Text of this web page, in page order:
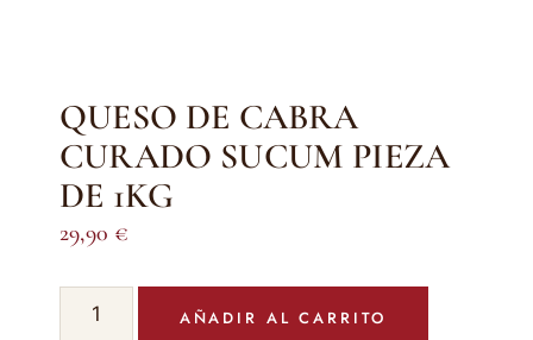
QUESO DE CABRA
CURADO SUCUM PIEZA
DE 1KG
29,90 €
QUESO
AÑADIR AL CARRITO